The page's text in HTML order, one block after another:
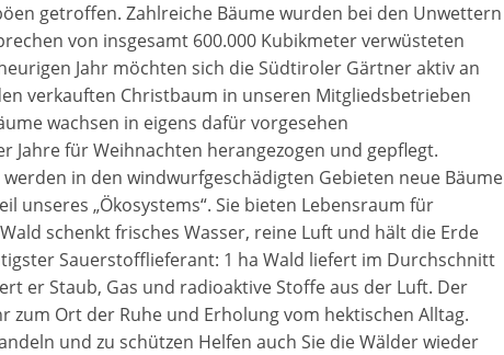
getroffen. Zahlreiche Bäume wurden bei den Unwettern
von insgesamt 600.000 Kubikmeter verwüsteten
Jahr möchten sich die Südtiroler Gärtner aktiv an
verkauften Christbaum in unseren Mitgliedsbetrieben
wachsen in eigens dafür vorgesehen
Jahre für Weihnachten herangezogen und gepflegt.
in den windwurfgeschädigten Gebieten neue Bäume
unseres „Ökosystems“. Sie bieten Lebensraum für
schenkt frisches Wasser, reine Luft und hält die Erde
Sauerstofflieferant: 1 ha Wald liefert im Durchschnitt
er Staub, Gas und radioaktive Stoffe aus der Luft. Der
zum Ort der Ruhe und Erholung vom hektischen Alltag.
und zu schützen Helfen auch Sie die Wälder wieder